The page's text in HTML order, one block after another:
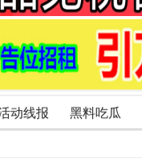
动线报 黑料吃瓜